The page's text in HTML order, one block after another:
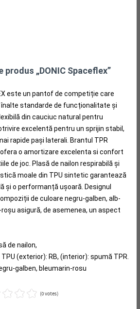
„DONIC Spaceflex”
este un pantof de competiție care
standarde de funcționalitate și
din cauciuc natural pentru
excelentă pentru un sprijin stabil,
rapide pași laterali. Brantul TPR
o amortizare excelenta si confort
de joc. Plasă de nailon respirabilă și
moale din TPU sintetic garantează
și o performanță ușoară. Designul
de culoare negru-galben, alb-
asigură, de asemenea, un aspect
de nailon,
(exterior): RB, (interior): spumă TPR.
galben, bleumarin-rosu
(0 votes)